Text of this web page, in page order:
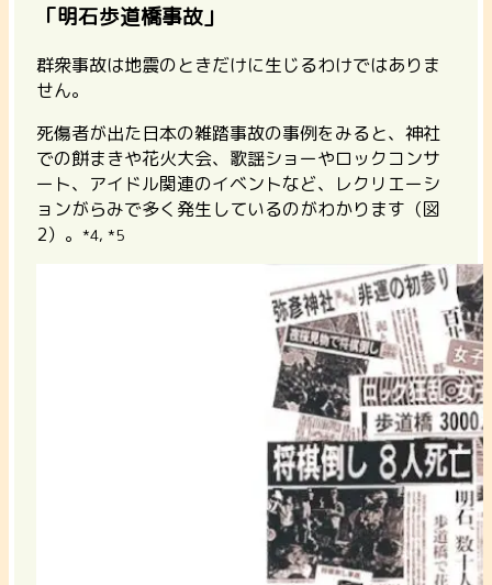
「明石歩道橋事故」
群衆事故は地震のときだけに生じるわけではありま
せん。
死傷者が出た日本の雑踏事故の事例をみると、神社
での餅まきや花火大会、歌謡ショーやロックコンサ
ート、アイドル関連のイベントなど、レクリエーシ
ョンがらみで多く発生しているのがわかります（図
2）。 *4, *5